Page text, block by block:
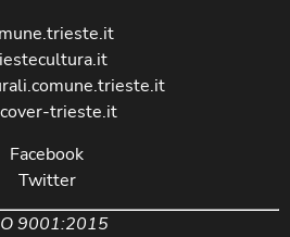
trieste.it
Facebook
Twitter
9001:2015